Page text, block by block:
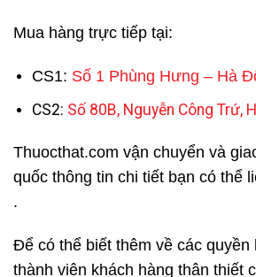
Mua hàng trực tiếp tại:
CS1: Số 1 Phùng Hưng – Hà
CS2: Số 80B, Nguyễn Công Trứ,
Thuocthat.com vận chuyển và
quốc thông tin chi tiết bạn có thể
.
Để có thể biết thêm về các quyền
thành viên khách hàng thân thiết